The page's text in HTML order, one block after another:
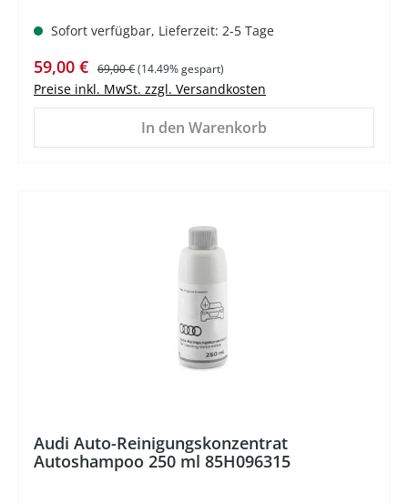
Sofort verfügbar, Lieferzeit: 2-5 Tage
Verkaufspreis:
59,00 € Regulärer Preis:
69,00 €(14.49% gespart)
Preise inkl. MwSt. zzgl. Versandkosten
In den Warenkorb
Audi Auto-Reinigungskonzentrat
Autoshampoo 250 ml 85H096315